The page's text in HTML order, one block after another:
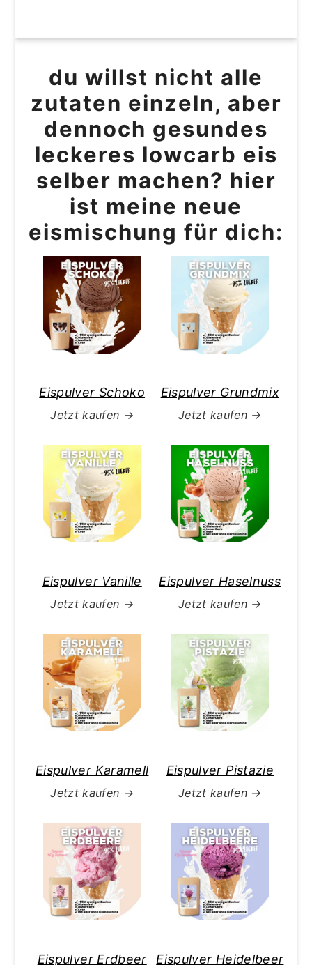
du willst nicht alle
zutaten einzeln, aber
dennoch gesundes
leckeres lowcarb eis
selber machen? hier
ist meine neue
eismischung für dich:
Eispulver Schoko
Jetzt kaufen →
Eispulver Grundmix
Jetzt kaufen →
Eispulver Vanille
Jetzt kaufen →
Eispulver Haselnuss
Jetzt kaufen →
Eispulver Karamell
Jetzt kaufen →
Eispulver Pistazie
Jetzt kaufen →
Eispulver Erdbeer Eispulver Heidelbeer